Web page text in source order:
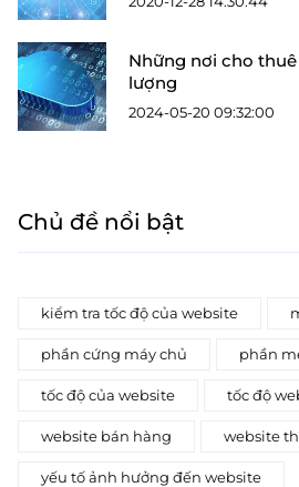
Những nơi cho
lượng
2024-05-20 09:32:00
Chủ đề nổi bật
kiểm tra tốc độ của website
phần cứng máy chủ phần
tốc độ của website tốc độ
website bán hàng website
yếu tố ảnh hưởng đến website